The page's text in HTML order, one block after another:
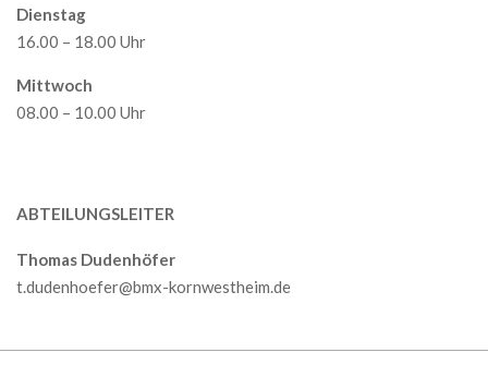
Dienstag
16.00 – 18.00 Uhr
Mittwoch
08.00 – 10.00 Uhr
ABTEILUNGSLEITER
Thomas Dudenhöfer
t.dudenhoefer@bmx-kornwestheim.de